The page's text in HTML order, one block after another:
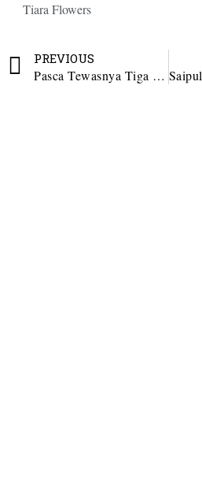
Tiara Flowers
PREVIOUS
Pasca Tewasnya Tiga Polisi di Way Kanan, Polres Madina Laksanakan Solat Gaib